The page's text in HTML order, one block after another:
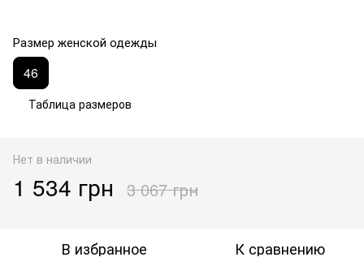
Размер женской одежды
46
Таблица размеров
Нет в наличии
1 534 грн 3 067 грн
В избранное К сравнению